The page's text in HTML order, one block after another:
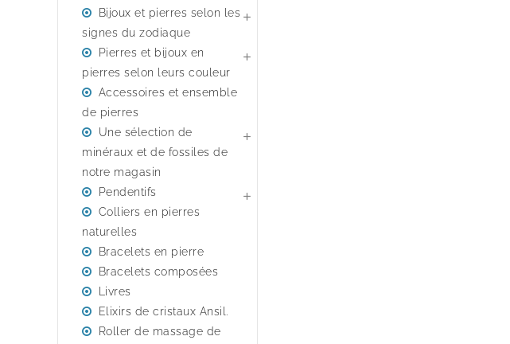
Bijoux et pierres selon les
signes du zodiaque

Pierres et bijoux en
pierres selon leurs couleur

Accessoires et ensemble
de pierres
Une sélection de
minéraux et de fossiles de
notre magasin

Pendentifs 
Colliers en pierres
naturelles
Bracelets en pierre
Bracelets composées
Livres
Elixirs de cristaux Ansil.
Roller de massage de